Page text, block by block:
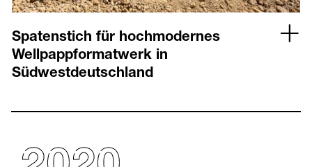
Spatenstich für hochmodernes
Wellpappformatwerk in
Südwestdeutschland